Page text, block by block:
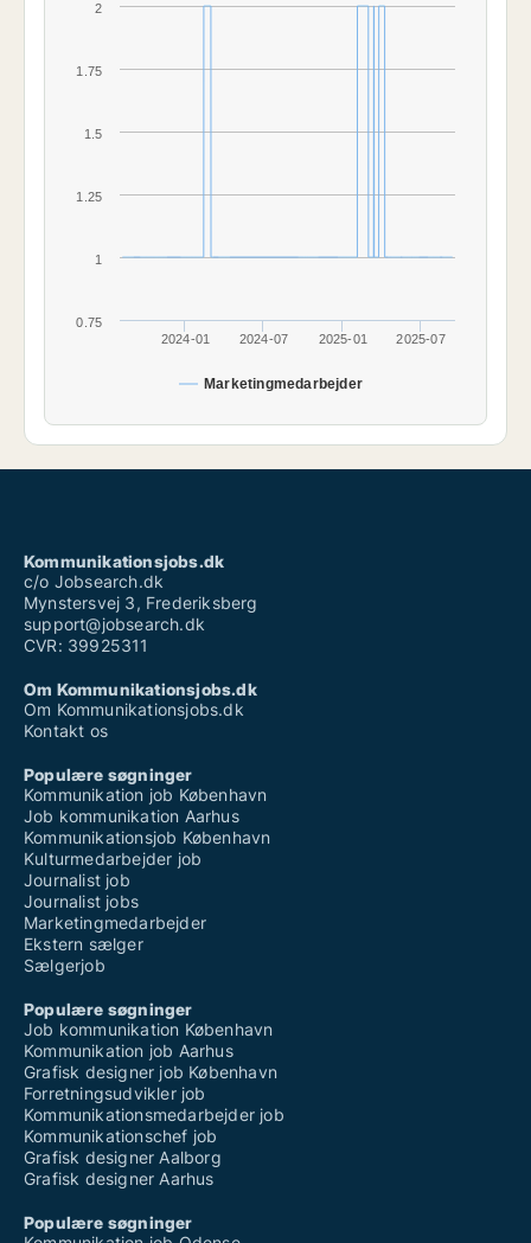
Marketingmedarbejder
2024-01 2024-07 2025-01 2025-07
1
2
0.75
1.25
1.5
1.75
Kommunikationsjobs.dk
c/o Jobsearch.dk
Mynstersvej 3, Frederiksberg
support@jobsearch.dk
CVR: 39925311
Om Kommunikationsjobs.dk
Om Kommunikationsjobs.dk
Kontakt os
Populære søgninger
Kommunikation job København
Job kommunikation Aarhus
Kommunikationsjob København
Kulturmedarbejder job
Journalist job
Journalist jobs
Marketingmedarbejder
Ekstern sælger
Sælgerjob
Populære søgninger
Job kommunikation København
Kommunikation job Aarhus
Grafisk designer job København
Forretningsudvikler job
Kommunikationsmedarbejder job
Kommunikationschef job
Grafisk designer Aalborg
Grafisk designer Aarhus
Populære søgninger